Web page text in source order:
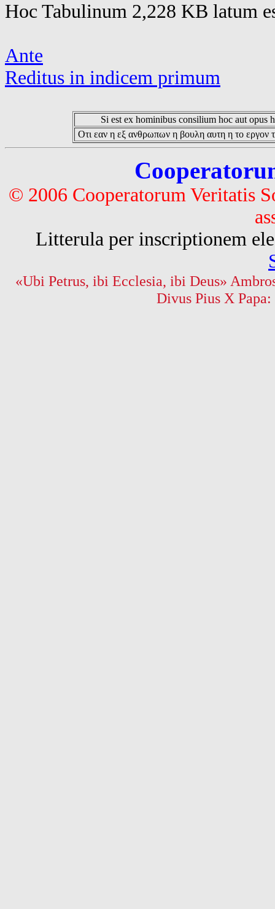
Hoc Tabulinum 2,228 KB latum
Ante
Reditus in indicem primum
Si est ex hominibus consilium hoc aut opus
Οτι εαν η εξ ανθρωπων η βουλη αυτη η το εργον
© 2006 Cooperatorum Veritatis
Litterula per inscriptionem
«Ubi Petrus, ibi Ecclesia, ibi Deus»
Divus Pius X Papa: